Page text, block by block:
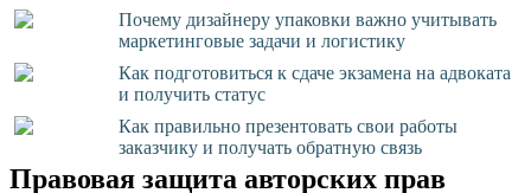
Почему дизайнеру упаковки важно учитывать
маркетинговые задачи и логистику
Как подготовиться к сдаче экзамена на адвоката
и получить статус
Как правильно презентовать свои работы
заказчику и получать обратную связь
Правовая защита авторских прав